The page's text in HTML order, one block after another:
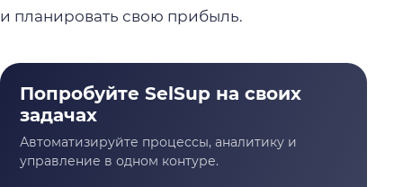
и планировать свою прибыль.